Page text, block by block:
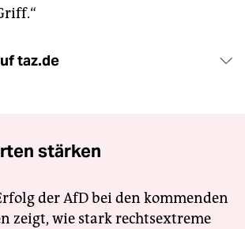
taz.de
stärken
der AfD bei den kommenden
zeigt, wie stark rechtsextreme